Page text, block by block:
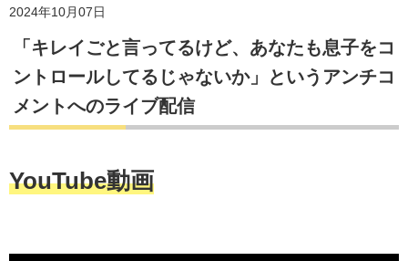
2024年10月07日
「キレイごと言ってるけど、あなたも息子をコ
ントロールしてるじゃないか」というアンチコ
メントへのライブ配信
YouTube動画